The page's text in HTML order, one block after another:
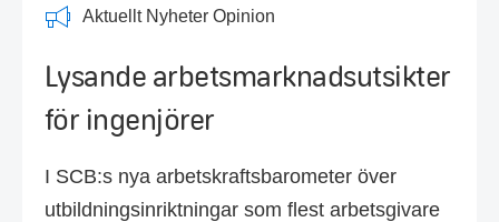
Aktuellt Nyheter Opinion
Lysande arbetsmarknadsutsikter
för ingenjörer
I SCB:s nya arbetskraftsbarometer över
utbildningsinriktningar som flest arbetsgivare